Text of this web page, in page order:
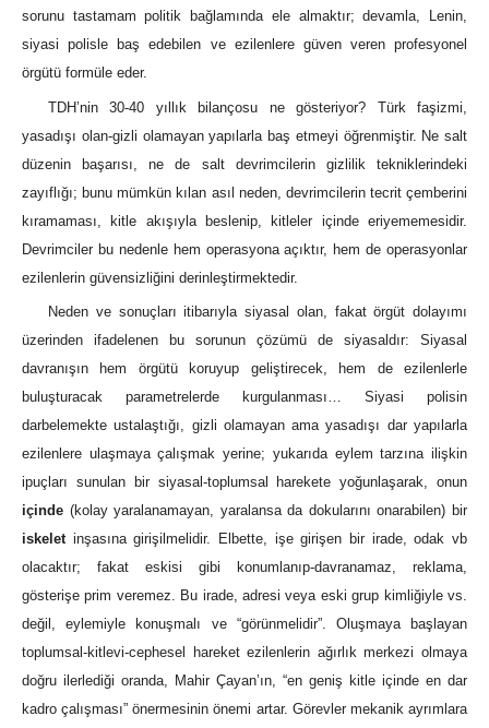
sorunu tastamam politik bağlamında ele almaktır; devamla, Lenin,
siyasi polisle baş edebilen ve ezilenlere güven veren profesyonel
örgütü formüle eder.
TDH’nin 30-40 yıllık bilançosu ne gösteriyor? Türk faşizmi,
yasadışı olan-gizli olamayan yapılarla baş etmeyi öğrenmiştir. Ne salt
düzenin başarısı, ne de salt devrimcilerin gizlilik tekniklerindeki
zayıflığı; bunu mümkün kılan asıl neden, devrimcilerin tecrit çemberini
kıramaması, kitle akışıyla beslenip, kitleler içinde eriyememesidir.
Devrimciler bu nedenle hem operasyona açıktır, hem de operasyonlar
ezilenlerin güvensizliğini derinleştirmektedir.
Neden ve sonuçları itibarıyla siyasal olan, fakat örgüt dolayımı
üzerinden ifadelenen bu sorunun çözümü de siyasaldır: Siyasal
davranışın hem örgütü koruyup geliştirecek, hem de ezilenlerle
buluşturacak parametrelerde kurgulanması… Siyasi polisin
darbelemekte ustalaştığı, gizli olamayan ama yasadışı dar yapılarla
ezilenlere ulaşmaya çalışmak yerine; yukarıda eylem tarzına ilişkin
ipuçları sunulan bir siyasal-toplumsal harekete yoğunlaşarak, onun
içinde (kolay yaralanamayan, yaralansa da dokularını onarabilen) bir
iskeletinşasına girişilmelidir. Elbette, işe girişen bir irade, odak vb
olacaktır; fakat eskisi gibi konumlanıp-davranamaz, reklama,
gösterişe prim veremez. Bu irade, adresi veya eski grup kimliğiyle vs.
değil, eylemiyle konuşmalı ve “görünmelidir”. Oluşmaya başlayan
toplumsal-kitlevi-cephesel hareket ezilenlerin ağırlık merkezi olmaya
doğru ilerlediği oranda, Mahir Çayan’ın, “en geniş kitle içinde en dar
kadro çalışması” önermesinin önemi artar. Görevler mekanik ayrımlara